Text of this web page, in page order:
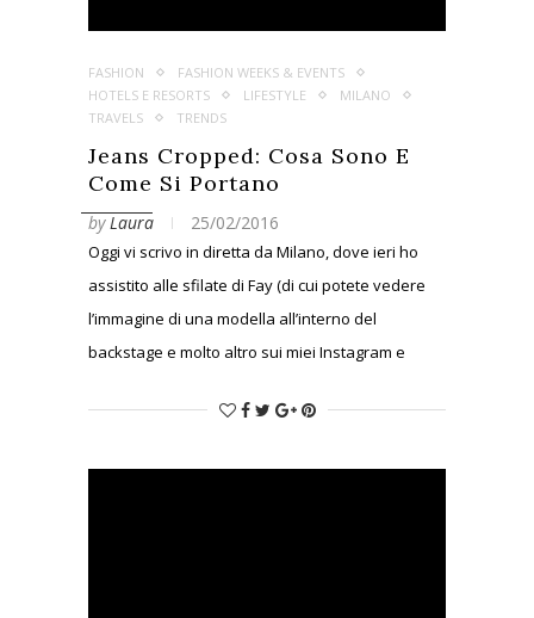
FASHION
FASHION WEEKS & EVENTS
HOTELS E RESORTS
LIFESTYLE
MILANO
TRAVELS
TRENDS
Jeans Cropped: Cosa Sono E
Come Si Portano
byLaura 25/02/2016
Oggi vi scrivo in diretta da Milano, dove ieri ho
assistito alle sfilate di Fay (di cui potete vedere
l’immagine di una modella all’interno del
backstage e molto altro sui miei Instagram e
sono riuscita a scattare neppure una foto per